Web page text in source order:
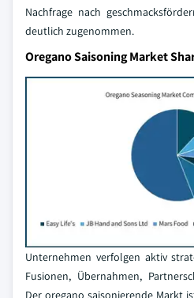
Nachfrage nach
deutlich zugenommen.
Oregano Saisoning Market
Unternehmen verfolgen aktiv
Fusionen, Übernahmen,
Der oregano saisonierende Markt